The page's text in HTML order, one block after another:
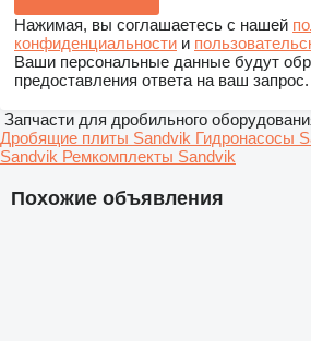
Нажимая, вы соглашаетесь с нашей
конфиденциальности и
Ваши персональные данные будут
предоставления ответа на ваш запрос.
Похожие объявления
Запчасти для дробильного
Дробящие плиты Sandvik Гидронасосы
Sandvik Ремкомплекты Sandvik